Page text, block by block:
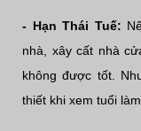
- Hạn Thái Tuế:
nhà, xây cất nhà
không được tốt.
thiết khi xem tuổi làm